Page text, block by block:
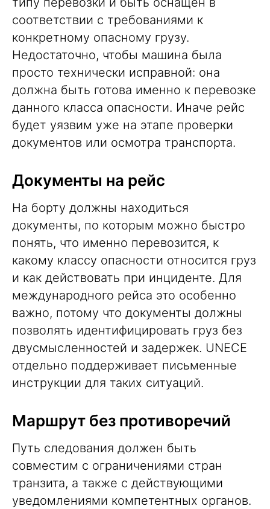
соответствии с требованиями к
конкретному опасному грузу.
Недостаточно, чтобы машина была
просто технически исправной: она
должна быть готова именно к перевозке
данного класса опасности. Иначе рейс
будет уязвим уже на этапе проверки
документов или осмотра транспорта.
Документы на рейс
На борту должны находиться
документы, по которым можно быстро
понять, что именно перевозится, к
какому классу опасности относится груз
и как действовать при инциденте. Для
международного рейса это особенно
важно, потому что документы должны
позволять идентифицировать груз без
двусмысленностей и задержек. UNECE
отдельно поддерживает письменные
инструкции для таких ситуаций.
Маршрут без противоречий
Путь следования должен быть
совместим с ограничениями стран
транзита, а также с действующими
уведомлениями компетентных органов.